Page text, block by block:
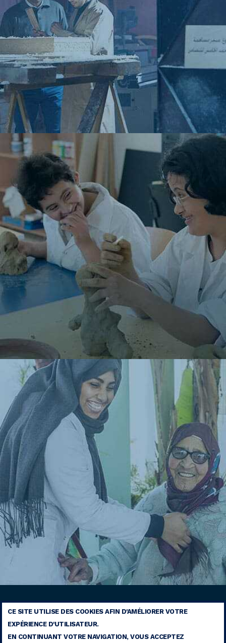
CE SITE UTILISE DES COOKIES AFIN D'AMÉLIORER VOTRE
EXPÉRIENCE D'UTILISATEUR.
EN CONTINUANT VOTRE NAVIGATION, VOUS ACCEPTEZ